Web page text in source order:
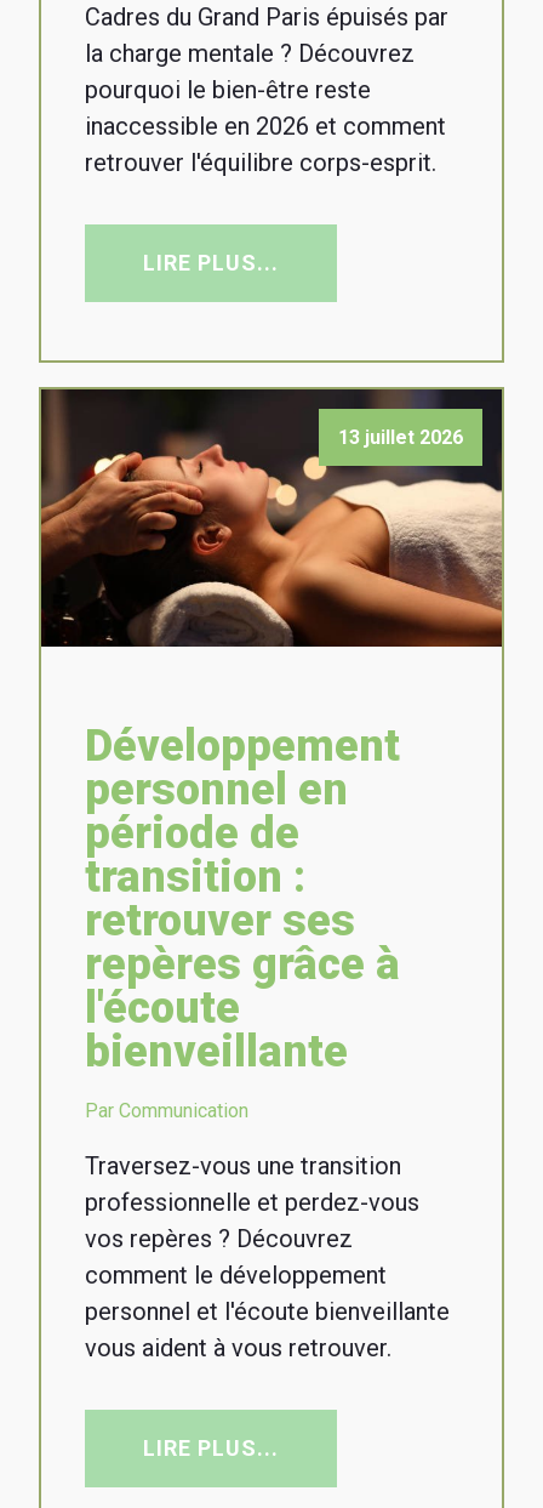
Cadres du Grand Paris épuisés par
la charge mentale ? Découvrez
pourquoi le bien-être reste
inaccessible en 2026 et comment
retrouver l'équilibre corps-esprit.
LIRE PLUS...
13 juillet 2026
Développement
personnel en
période de
transition :
retrouver ses
repères grâce à
l'écoute
bienveillante
Par Communication
Traversez-vous une transition
professionnelle et perdez-vous
vos repères ? Découvrez
comment le développement
personnel et l'écoute bienveillante
vous aident à vous retrouver.
LIRE PLUS...